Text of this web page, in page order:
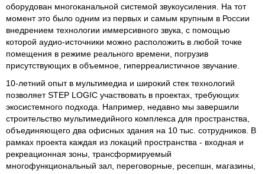
оборудован многоканальной системой звукоусиления. На тот
момент это было одним из первых и самым крупным в России
внедрением технологии иммерсивного звука, с помощью
которой аудио-источники можно расположить в любой точке
помещения в режиме реального времени, погрузив
присутствующих в объемное, гиперреалистичное звучание.
10-летний опыт в мультимедиа и широкий стек технологий
позволяет STEP LOGIC участвовать в проектах, требующих
экосистемного подхода. Например, недавно мы завершили
строительство мультимедийного комплекса для пространства,
объединяющего два офисных здания на 10 тыс. сотрудников. В
рамках проекта каждая из локаций пространства - входная и
рекреационная зоны, трансформируемый
многофункциональный зал, переговорные, ресепшн, магазины,